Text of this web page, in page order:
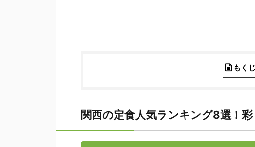
もくじ
関西の定食人気ランキング8選！